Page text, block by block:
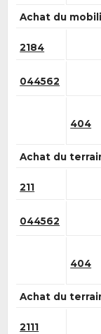
Achat du
2184
044562
404
Achat du
211
044562
404
Achat du
2111